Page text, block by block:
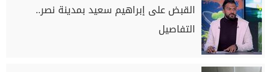
القبض على إبراهيم سعيد بمدينة نصر..
التفاصيل